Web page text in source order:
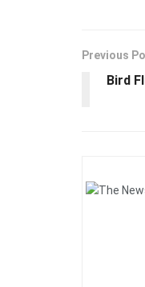
Previous
Bird